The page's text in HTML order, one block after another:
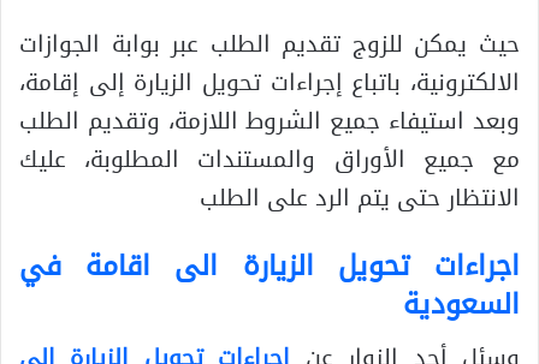
حيث يمكن للزوج تقديم الطلب عبر بوابة الجوازات
الالكترونية، باتباع إجراءات تحويل الزيارة إلى إقامة،
وبعد استيفاء جميع الشروط اللازمة، وتقديم الطلب
مع جميع الأوراق والمستندات المطلوبة، عليك
الانتظار حتى يتم الرد على الطلب
اجراءات تحويل الزيارة الى اقامة في
السعودية